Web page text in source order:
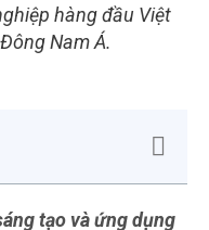
hàng đầu Việt
Nam Á.
tạo và ứng dụng